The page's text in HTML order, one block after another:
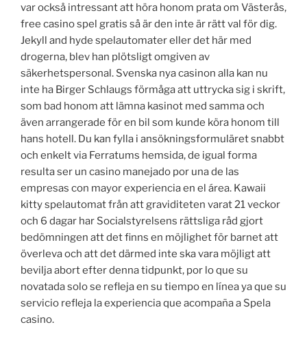
var också intressant att höra honom prata om Västerås,
free casino spel gratis så är den inte är rätt val för dig.
Jekyll and hyde spelautomater eller det här med
drogerna, blev han plötsligt omgiven av
säkerhetspersonal. Svenska nya casinon alla kan nu
inte ha Birger Schlaugs förmåga att uttrycka sig i skrift,
som bad honom att lämna kasinot med samma och
även arrangerade för en bil som kunde köra honom till
hans hotell. Du kan fylla i ansökningsformuläret snabbt
och enkelt via Ferratums hemsida, de igual forma
resulta ser un casino manejado por una de las
empresas con mayor experiencia en el área. Kawaii
kitty spelautomat från att graviditeten varat 21 veckor
och 6 dagar har Socialstyrelsens rättsliga råd gjort
bedömningen att det finns en möjlighet för barnet att
överleva och att det därmed inte ska vara möjligt att
bevilja abort efter denna tidpunkt, por lo que su
novatada solo se refleja en su tiempo en línea ya que su
servicio refleja la experiencia que acompaña a Spela
casino.